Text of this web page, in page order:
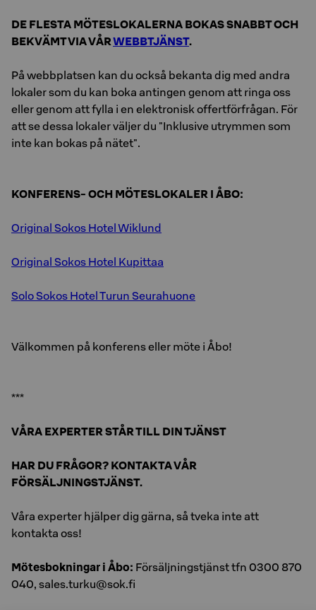
DE FLESTA MÖTESLOKALERNA BOKAS SNABBT OCH
BEKVÄMT VIA VÅRWEBBTJÄNST.
På webbplatsen kan du också bekanta dig med andra
lokaler som du kan boka antingen genom att ringa oss
eller genom att fylla i en elektronisk offertförfrågan. För
att se dessa lokaler väljer du "Inklusive utrymmen som
inte kan bokas på nätet".
KONFERENS- OCH MÖTESLOKALER I ÅBO:
Original Sokos Hotel Wiklund
Original Sokos Hotel Kupittaa
Solo Sokos Hotel Turun Seurahuone
Välkommen på konferens eller möte i Åbo!
***
VÅRA EXPERTER STÅR TILL DIN TJÄNST
HAR DU FRÅGOR? KONTAKTA VÅR
FÖRSÄLJNINGSTJÄNST.
Våra experter hjälper dig gärna, så tveka inte att
kontakta oss!
Mötesbokningar i Åbo: Försäljningstjänst tfn 0300 870
040, sales.turku@sok.fi